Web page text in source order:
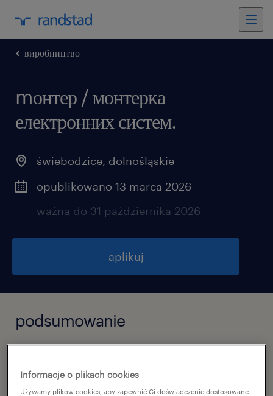
виробництво
mонтер / монтерка
електронних систем.
świebodzice, dolnośląskie
opublikowano 13 marca 2026
ważna do 31 października 2026
aplikuj
podsumowanie
тимчасовий
Informacje o plikach cookies
Używamy plików cookies, aby zapewnić Ci doświadczenie dostosowane